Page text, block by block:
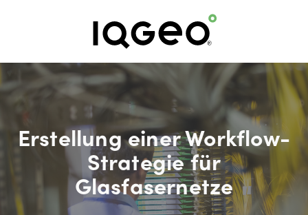
Erstellung einer Workflow-
Strategie für
Glasfasernetze